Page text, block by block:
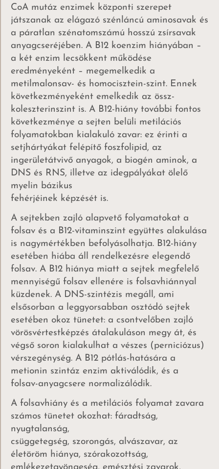
CoA mutáz enzimek központi szerepet
játszanak az elágazó szénláncú aminosavak és
a páratlan szénatomszámú hosszú zsírsavak
anyagcseréjében. A B12 koenzim hiányában –
a két enzim lecsökkent működése
eredményeként – megemelkedik a
metilmalonsav- és homocisztein-szint. Ennek
következményeként emelkedik az össz-
koleszterinszint is. A B12-hiány további fontos
következménye a sejten belüli metilációs
folyamatokban kialakuló zavar: ez érinti a
setjhártyákat felépítő foszfolipid, az
ingerületátvivő anyagok, a biogén aminok, a
DNS és RNS, illetve az idegpályákat ölelő
myelin bázikus
fehérjéinek képzését is.
A sejtekben zajló alapvető folyamatokat a
folsav és a B12-vitaminszint együttes alakulása
is nagymértékben befolyásolhatja. B12-hiány
esetében hiába áll rendelkezésre elegendő
folsav. A B12 hiánya miatt a sejtek megfelelő
mennyiségű folsav ellenére is folsavhiánnyal
küzdenek. A DNS-szintézis megáll, ami
elsősorban a leggyorsabban osztódó sejtek
esetében okoz tünetet: a csontvelőben zajló
vörösvértestképzés átalakuláson megy át, és
végső soron kialakulhat a vészes (perniciózus)
vérszegénység. A B12 pótlás-hatására a
metionin szintáz enzim aktiválódik, és a
folsav-anyagcsere normalizálódik.
A folsavhiány és a metilációs folyamat zavara
számos tünetet okozhat: fáradtság,
nyugtalanság,
csüggetegség, szorongás, alvászavar, az
életöröm hiánya, szórakozottság,